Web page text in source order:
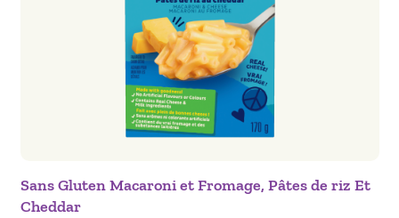
Sans Gluten Macaroni et Fromage, Pâtes de riz Et
Cheddar